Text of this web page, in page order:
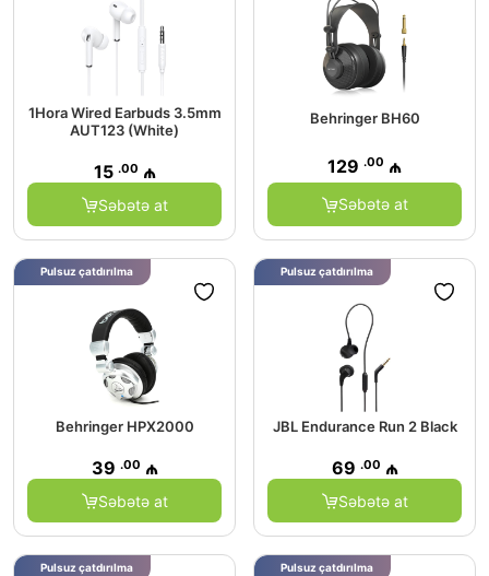
1Hora Wired Earbuds 3.5mm
AUT123 (White)
15 .00 ₼
Səbətə at
Behringer BH60
129 .00 ₼
Səbətə at
Behringer HPX2000
39 .00 ₼
Səbətə at
Pulsuz çatdırılma
JBL Endurance Run 2 Black
69 .00 ₼
Səbətə at
Pulsuz çatdırılma
Pulsuz çatdırılma Pulsuz çatdırılma